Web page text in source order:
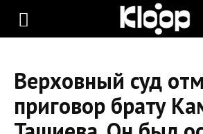
KLOOP.KG
Верховный суд
приговор брату